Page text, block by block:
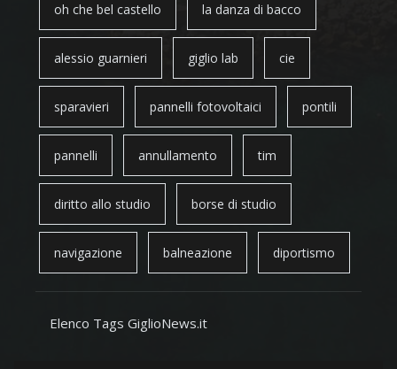
oh che bel castello la danza di bacco
alessio guarnieri giglio lab cie
sparavieri pannelli fotovoltaici pontili
pannelli annullamento tim
diritto allo studio borse di studio
navigazione balneazione diportismo
Elenco Tags GiglioNews.it